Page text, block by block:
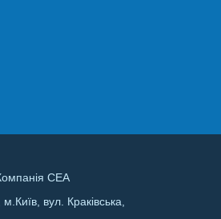
СЕА
вул. Краківська,